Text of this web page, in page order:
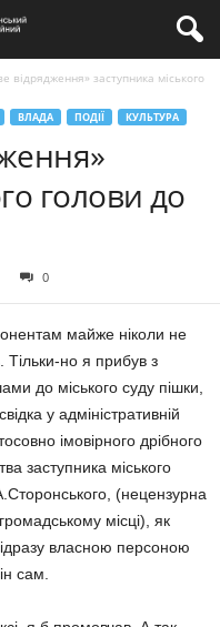
відрядження» заступника міського
ВЛАДА ПОДІЇ КУЛЬТУРА
голови до
0
майже ніколи не
Тільки-но я прибув з
до міського суду пішки,
у адміністративній
імовірного дрібного
заступника міського
(нецензурна
місці), як
власною персоною
сам.